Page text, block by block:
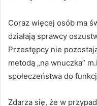
Coraz więcej osób ma
działają sprawcy
Przestępcy nie
metodą „na wnuczka”
społeczeństwa do
Zdarza się, że w